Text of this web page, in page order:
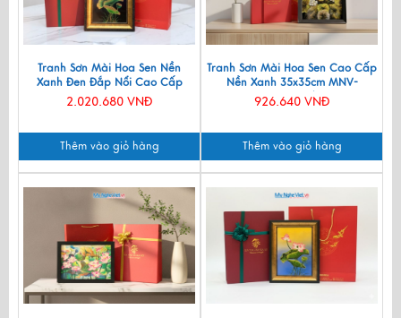
Tranh Sơn Mài Hoa Sen Nền
Xanh Đen Đắp Nổi Cao Cấp
28x38cm TSMDH2838-2.3
2.020.680 VNĐ
Thêm vào giỏ hàng
Tranh Sơn Mài Hoa Sen Cao Cấp
Nền Xanh 35x35cm MNV-
TSM3535/4
926.640 VNĐ
Thêm vào giỏ hàng